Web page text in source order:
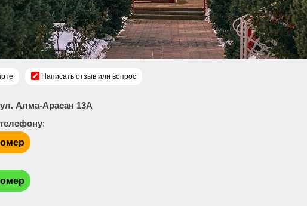
Написать отзыв или вопрос
Алма-Арасан 13A
: